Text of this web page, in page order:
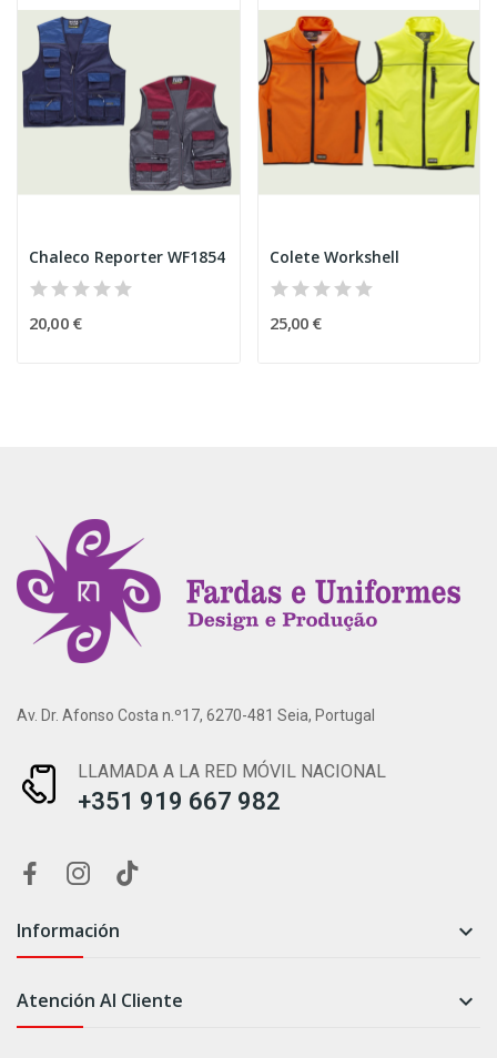
Chaleco Reporter WF1854
20,00 €
Colete Workshell
25,00 €
Av. Dr. Afonso Costa n.º17, 6270-481 Seia, Portugal
LLAMADA A LA RED MÓVIL NACIONAL
+351 919 667 982
Información 
Atención Al Cliente 